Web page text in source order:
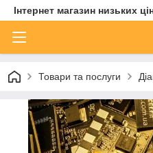
Інтернет магазин низьких
Товари та послуги